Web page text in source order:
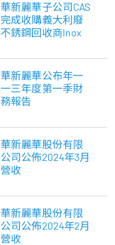
華新麗華子公司CAS
完成收購義大利廢
不銹鋼回收商Inox
華新麗華公布年一
一三年度第一季財
務報告
華新麗華股份有限
公司公佈2024年3月
營收
華新麗華股份有限
公司公佈2024年2月
營收